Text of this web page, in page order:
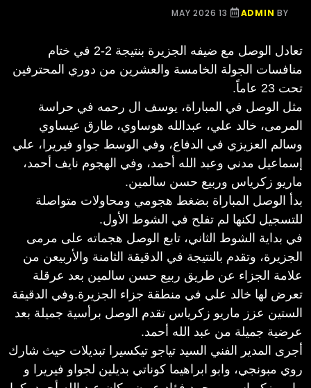
BY
ADMIN
تعادل الوصل مع ضيفه الجزيرة بنتيجة 2-2 في ختام
منافسات الجولة الخامسة والعشرين من دوري المحترفين
تحت 23 عاماً.
مثل الوصل في المباراة، يوسف ال رحمه في حراسة
المرمى، خالد علي، عبدالله هوساوي، طارق عيساوي
وسالم العزيزي في الدفاع، وفي الوسط جواو فيريرا، علي
إسماعيل مدني وعبد الله أحمد، وفي الهجوم نايف أحمد،
ماريو زكرياس وربيع حسن سالمين.
بدأ الوصل المباراة بضغط هجومي ومحاولات متواصلة
للتسجيل لكنها لم تفلح في الشوط الأول.
في بداية الشوط الثاني، تابع الوصل هجماته على مرمى
الجزيرة، وتقدم بالنتيجة في الدقيقة الثامنة والأربيعن من
علامة الجزاء عن طريق ربيع حسن سالمين بعد عرقلة
تعرض لها خالد علي في منطقة جزاء الجزيرة.وفي الدقيقة
الستين عزز ماريو زكرياس تقدم الوصل برأسية جميلة بعد
عرضية جميلة من عبد الله أحمد.
أجرى المدير الفني السيد تياجو تيكسيرا تبديلات حيث شارك
روي مبونجي، وابو ابراهيما كوناتي بديلين لجواو فيريرا و